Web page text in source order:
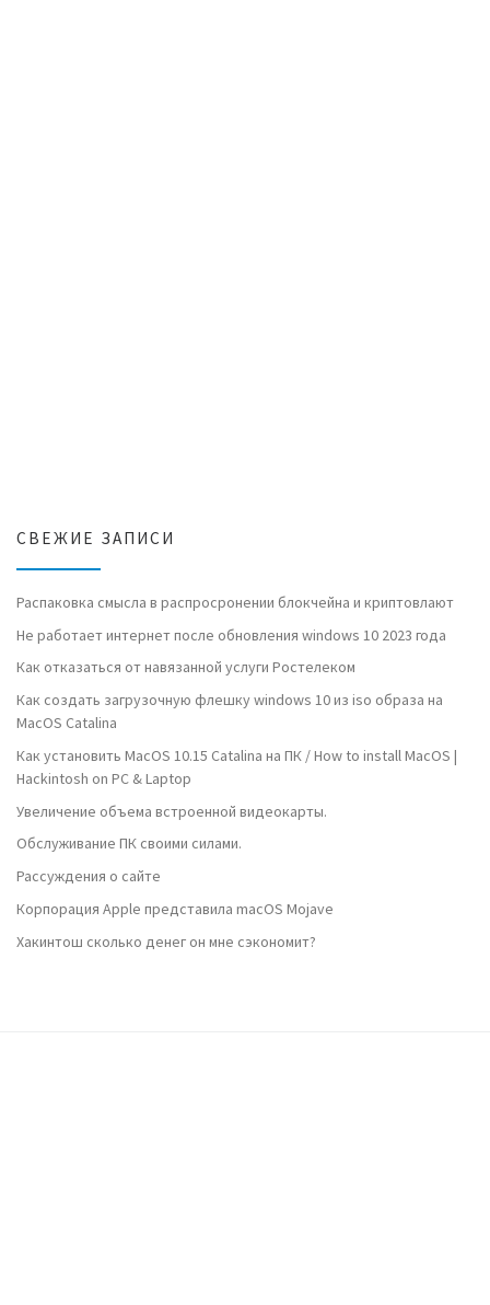
СВЕЖИЕ ЗАПИСИ
Распаковка смысла в распросронении блокчейна и криптовлают
Не работает интернет после обновления windows 10 2023 года
Как отказаться от навязанной услуги Ростелеком
Как создать загрузочную флешку windows 10 из iso образа на
MacOS Catalina
Как установить MacOS 10.15 Catalina на ПК / How to install MacOS |
Hackintosh on PC & Laptop
Увеличение объема встроенной видеокарты.
Обслуживание ПК своими силами.
Рассуждения о сайте
Корпорация Apple представила macOS Mojave
Хакинтош сколько денег он мне сэкономит?